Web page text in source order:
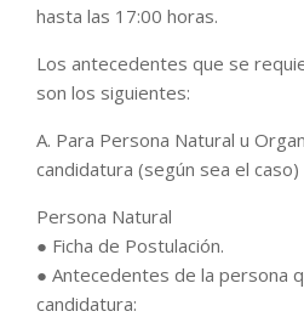
hasta las 17:00 horas.
Los antecedentes que se
son los siguientes:
A. Para Persona Natural u
candidatura (según sea el caso)
Persona Natural
● Ficha de Postulación.
● Antecedentes de la persona
candidatura: